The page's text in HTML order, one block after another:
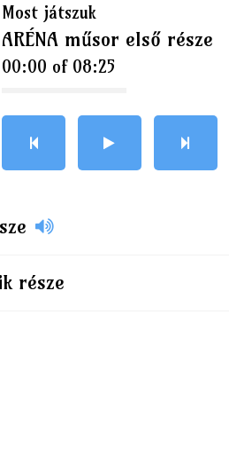
Most játszuk
ARÉNA műsor első része
00:00 of 08:25
része